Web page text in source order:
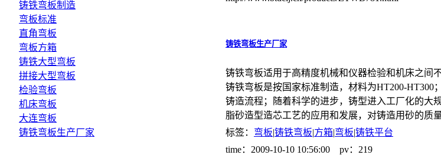
铸铁弯板制造
弯板标准
直角弯板
弯板方箱
铸铁大型弯板
拼接大型弯板
检验弯板
机床弯板
大连弯板
铸铁弯板生产厂家
铸铁弯板生产厂家
铸铁弯板适用于高精度机械和仪器检验和机床之间
铸铁弯板是按国家标准制造，材料为HT200-HT300
铸造流程；随着科学的进步，铸型进入工厂化的大
脂砂造型造芯工艺的应用和发展，对铸造用砂的质
标签： 弯板|铸铁弯板|方箱|弯板|铸铁平台
time：2009-10-10 10:56:00 pv：219